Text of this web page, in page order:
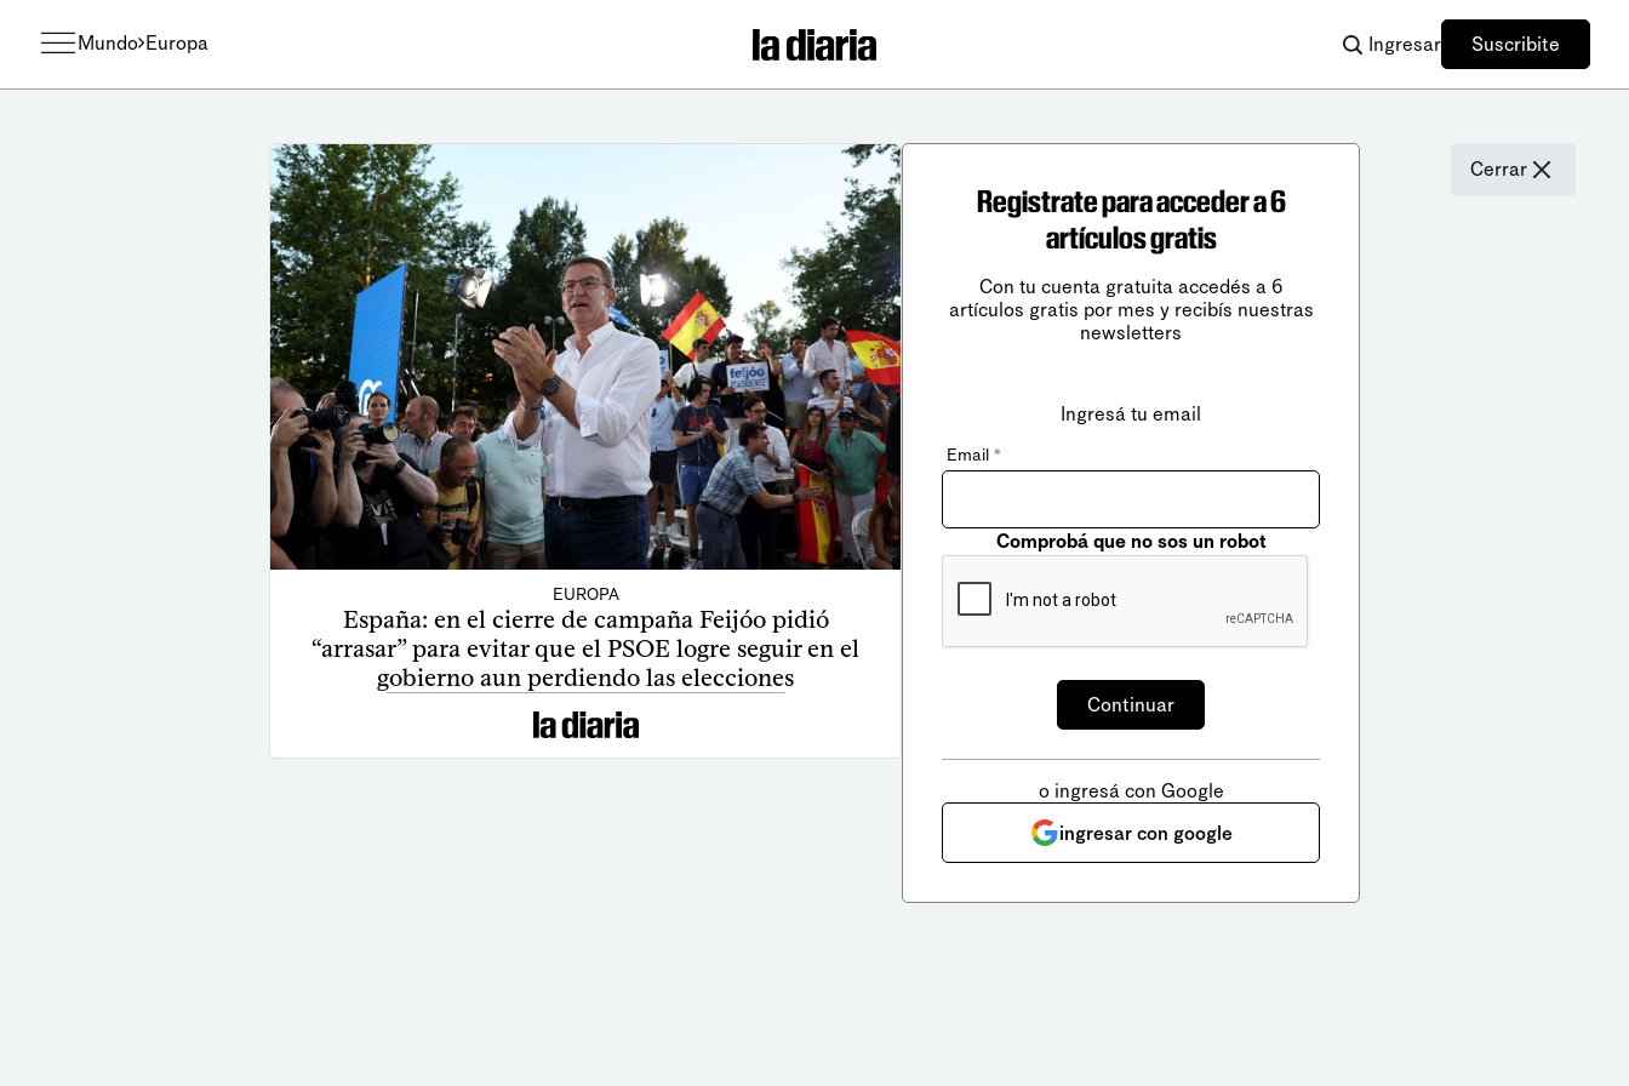
Mundo Europa Ingresar Suscribite
EUROPA
España: en el cierre de campaña Feijóo pidió
“arrasar” para evitar que el PSOE logre seguir en el
gobierno aun perdiendo las elecciones
Cerrar
Registrate para acceder a 6
artículos gratis
Con tu cuenta gratuita accedés a 6
artículos gratis por mes y recibís nuestras
newsletters
Ingresá tu email
Email *
Comprobá que no sos un robot
o ingresá con Google
ingresar con google